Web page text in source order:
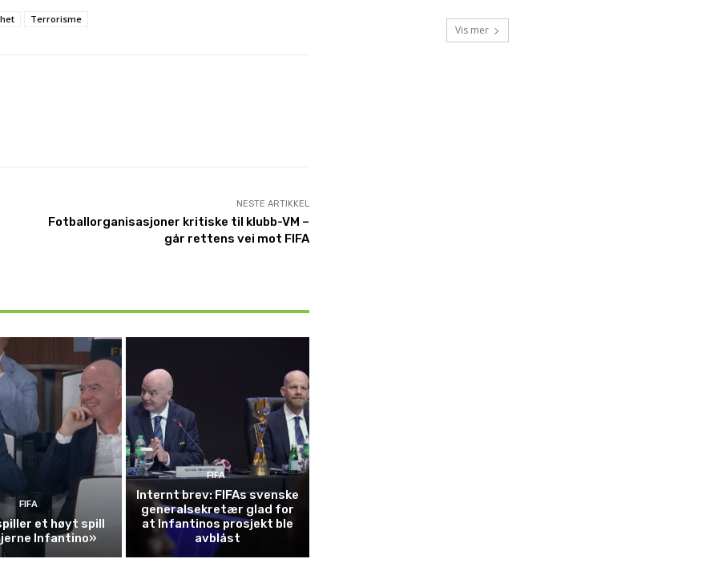
Terrorisme
NESTE ARTIKKEL
Fotballorganisasjoner kritiske til klubb-VM –
går rettens vei mot FIFA
FIFA
et høyt spill
Infantino»
FIFA
Internt brev: FIFAs svenske
generalsekretær glad for
at Infantinos prosjekt ble
avblåst
Vis mer